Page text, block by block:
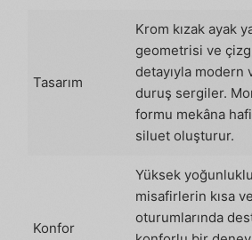
Tasarım
Krom kızak ayak
geometrisi ve
detayıyla modern
duruş sergiler.
formu mekâna
siluet oluşturur.
Konfor
Yüksek
misafirlerin kısa
oturumlarında